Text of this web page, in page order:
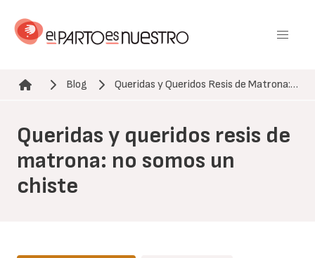
contenido
Ruta de navegación
Blog Queridas y Queridos Resis de Matrona:…
Queridas y queridos resis de
matrona: no somos un
chiste